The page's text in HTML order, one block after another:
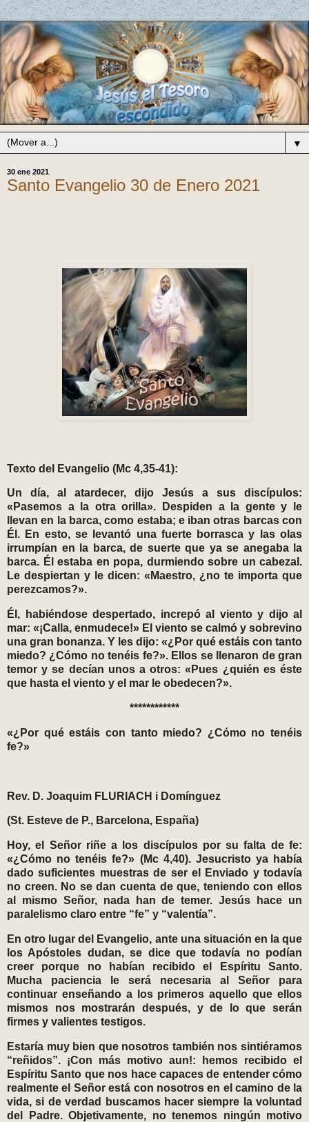
▼
30 ene 2021
Santo Evangelio 30 de Enero 2021
Texto del Evangelio (Mc 4,35-41):
Un día, al atardecer, dijo Jesús a sus discípulos:
«Pasemos a la otra orilla». Despiden a la gente y le
llevan en la barca, como estaba; e iban otras barcas con
Él. En esto, se levantó una fuerte borrasca y las olas
irrumpían en la barca, de suerte que ya se anegaba la
barca. Él estaba en popa, durmiendo sobre un cabezal.
Le despiertan y le dicen: «Maestro, ¿no te importa que
perezcamos?».
Él, habiéndose despertado, increpó al viento y dijo al
mar: «¡Calla, enmudece!» El viento se calmó y sobrevino
una gran bonanza. Y les dijo: «¿Por qué estáis con tanto
miedo? ¿Cómo no tenéis fe?». Ellos se llenaron de gran
temor y se decían unos a otros: «Pues ¿quién es éste
que hasta el viento y el mar le obedecen?».
************
«¿Por qué estáis con tanto miedo? ¿Cómo no tenéis
fe?»
Rev. D. Joaquim FLURIACH i Domínguez
(St. Esteve de P., Barcelona, España)
Hoy, el Señor riñe a los discípulos por su falta de fe:
«¿Cómo no tenéis fe?» (Mc 4,40). Jesucristo ya había
dado suficientes muestras de ser el Enviado y todavía
no creen. No se dan cuenta de que, teniendo con ellos
al mismo Señor, nada han de temer. Jesús hace un
paralelismo claro entre “fe” y “valentía”.
En otro lugar del Evangelio, ante una situación en la que
los Apóstoles dudan, se dice que todavía no podían
creer porque no habían recibido el Espíritu Santo.
Mucha paciencia le será necesaria al Señor para
continuar enseñando a los primeros aquello que ellos
mismos nos mostrarán después, y de lo que serán
firmes y valientes testigos.
Estaría muy bien que nosotros también nos sintiéramos
“reñidos”. ¡Con más motivo aun!: hemos recibido el
Espíritu Santo que nos hace capaces de entender cómo
realmente el Señor está con nosotros en el camino de la
vida, si de verdad buscamos hacer siempre la voluntad
del Padre. Objetivamente, no tenemos ningún motivo